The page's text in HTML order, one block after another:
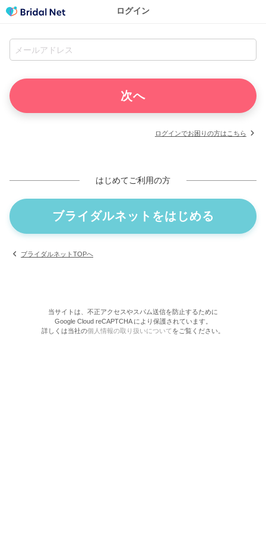
ログイン
ログインでお困りの方はこちら
はじめてご利用の方
ブライダルネットをはじめる
ブライダルネットTOPへ
当サイトは、不正アクセスやスパム送信を防止するために
Google Cloud reCAPTCHA により保護されています。
詳しくは当社の個人情報の取り扱いについてをご覧ください。